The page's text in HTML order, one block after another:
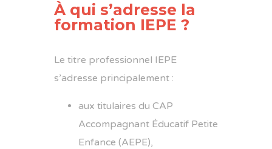
À qui s’adresse la
formation IEPE ?
Le titre professionnel IEPE
s’adresse principalement :
aux titulaires du CAP
Accompagnant Éducatif Petite
Enfance (AEPE),